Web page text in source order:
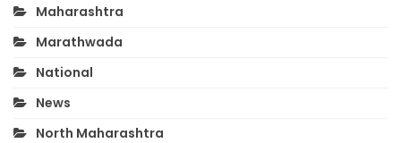
Maharashtra
Marathwada
National
News
North Maharashtra